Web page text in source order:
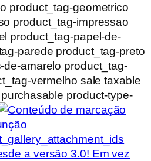
product_tag-geometrico
product_tag-impressao
product_tag-papel-de-
parede product_tag-preto
de-amarelo product_tag-
vermelho sale taxable
product-type-
a versão 3.0! Em vez